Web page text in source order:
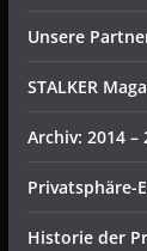
Unsere
STALKER
Archiv: 2014 –
Privatsphäre-
Historie der